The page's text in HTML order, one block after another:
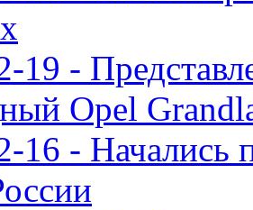
19 -
Opel
16 - Начались